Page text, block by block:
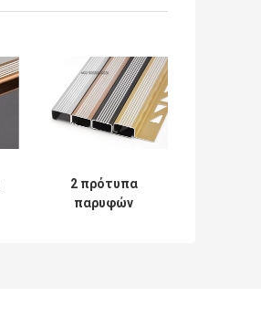
2 πρότυπα
παρυφών